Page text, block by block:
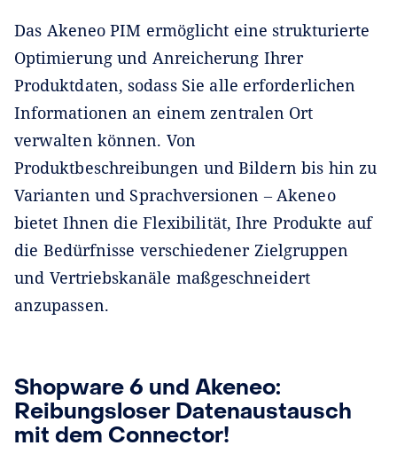
Das Akeneo PIM ermöglicht eine strukturierte
Optimierung und Anreicherung Ihrer
Produktdaten, sodass Sie alle erforderlichen
Informationen an einem zentralen Ort
verwalten können. Von
Produktbeschreibungen und Bildern bis hin zu
Varianten und Sprachversionen ‒ Akeneo
bietet Ihnen die Flexibilität, Ihre Produkte auf
die Bedürfnisse verschiedener Zielgruppen
und Vertriebskanäle maßgeschneidert
anzupassen.
Shopware 6 und Akeneo:
Reibungsloser Datenaustausch
mit dem Connector!